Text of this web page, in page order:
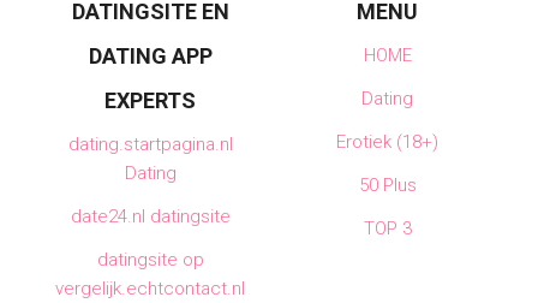
DATINGSITE EN
DATING APP
EXPERTS
dating.startpagina.nl
Dating
date24.nl datingsite
datingsite op
vergelijk.echtcontact.nl
MENU
HOME
Dating
Erotiek (18+)
50 Plus
TOP 3